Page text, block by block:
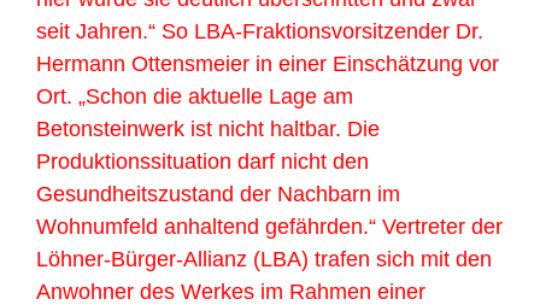
seit Jahren.“ So LBA-Fraktionsvorsitzender Dr.
Hermann Ottensmeier in einer Einschätzung vor
Ort. „Schon die aktuelle Lage am
Betonsteinwerk ist nicht haltbar. Die
Produktionssituation darf nicht den
Gesundheitszustand der Nachbarn im
Wohnumfeld anhaltend gefährden.“ Vertreter der
Löhner-Bürger-Allianz (LBA) trafen sich mit den
Anwohner des Werkes im Rahmen einer